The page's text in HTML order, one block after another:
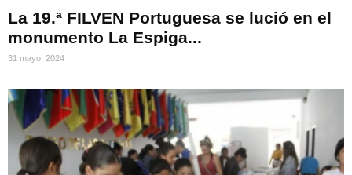
La 19.ª FILVEN Portuguesa se lució en el
monumento La Espiga...
31 mayo, 2024